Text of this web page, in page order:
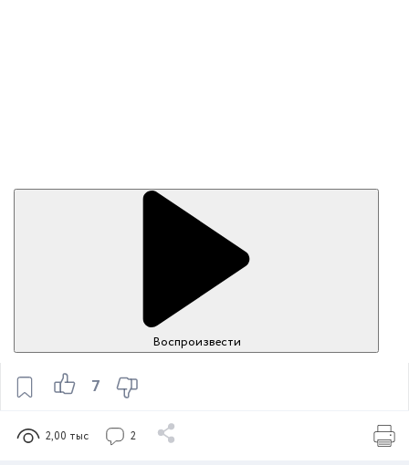
7
Воспроизвести
2,00 тыс 2